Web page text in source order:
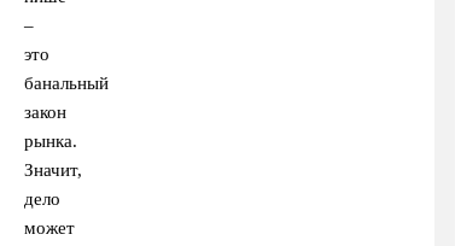
–
это
банальный
закон
рынка.
Значит,
дело
может